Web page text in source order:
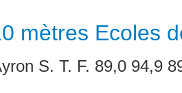
mètres Ecoles
S. T. F. 89,0 94,9